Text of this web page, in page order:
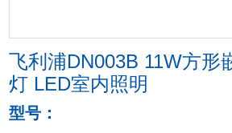
飞利浦DN003B 11W方形
灯 LED室内照明
型号：